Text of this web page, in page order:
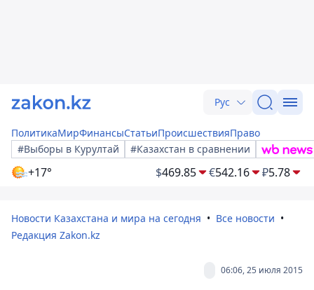
Рус
ПолитикаМирФинансыСтатьиПроисшествияПраво
#Выборы в Курултай
#Казахстан в сравнении
+17° $469.85 €542.16 ₽5.78
Новости Казахстана и мира на сегодня
Все новости
Редакция Zakon.kz
06:06, 25 июля 2015